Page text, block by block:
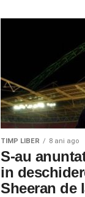
TIMP LIBER 8 ani ago
S-au
in
Sheeran de